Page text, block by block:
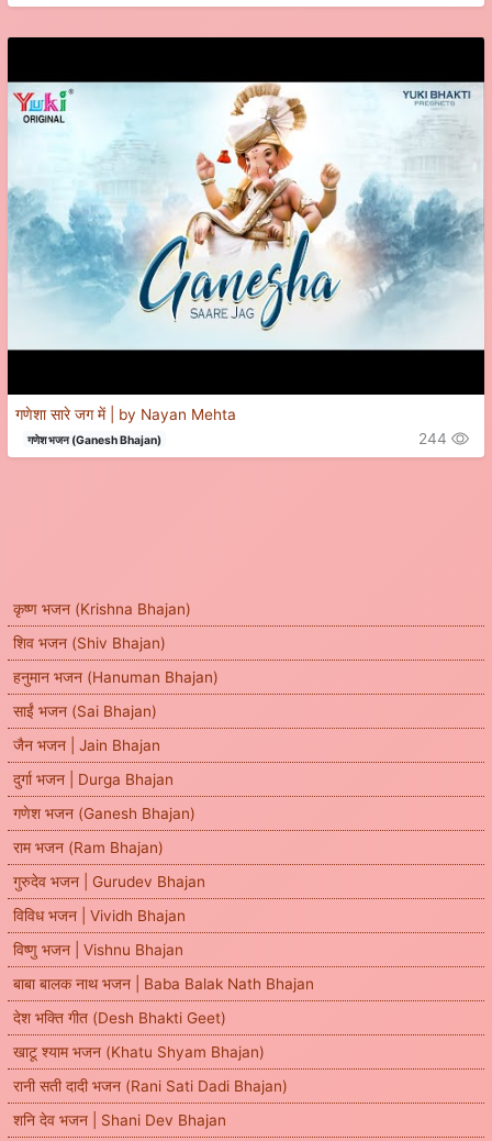
कृष्ण भजन (Krishna Bhajan)
शिव भजन (Shiv Bhajan)
हनुमान भजन (Hanuman Bhajan)
साईं भजन (Sai Bhajan)
जैन भजन | Jain Bhajan
दुर्गा भजन | Durga Bhajan
गणेश भजन (Ganesh Bhajan)
राम भजन (Ram Bhajan)
गुरुदेव भजन | Gurudev Bhajan
विविध भजन | Vividh Bhajan
विष्णु भजन | Vishnu Bhajan
बाबा बालक नाथ भजन | Baba Balak Nath Bhajan
देश भक्ति गीत (Desh Bhakti Geet)
खाटू श्याम भजन (Khatu Shyam Bhajan)
रानी सती दादी भजन (Rani Sati Dadi Bhajan)
शनि देव भजन | Shani Dev Bhajan
गणेशा सारे जग में | by Nayan Mehta
गणेश भजन (Ganesh Bhajan) 244